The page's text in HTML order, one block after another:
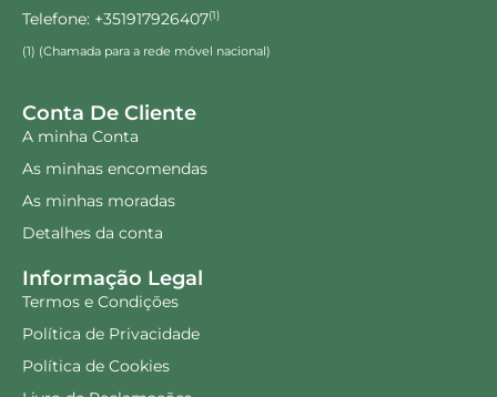
Telefone: +351917926407(1)
(1) (Chamada para a rede móvel nacional)
Conta De Cliente
A minha Conta
As minhas encomendas
As minhas moradas
Detalhes da conta
Informação Legal
Termos e Condições
Política de Privacidade
Política de Cookies